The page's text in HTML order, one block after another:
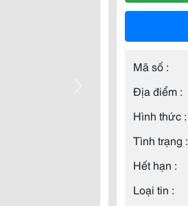
Mã số :
Địa điểm :
Hình thức :
Tình trạng :
Hết hạn :
Loại tin :